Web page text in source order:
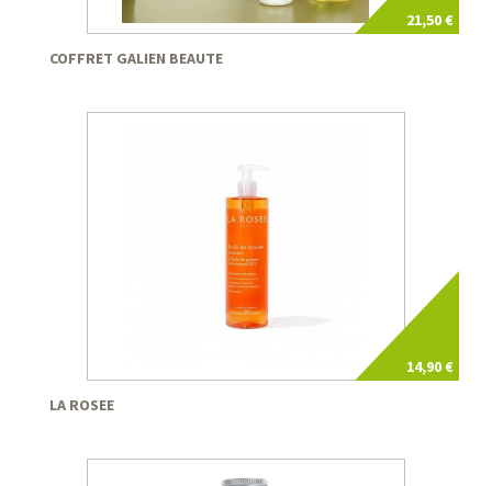
21,50 €
COFFRET GALIEN BEAUTE
14,90 €
LA ROSEE